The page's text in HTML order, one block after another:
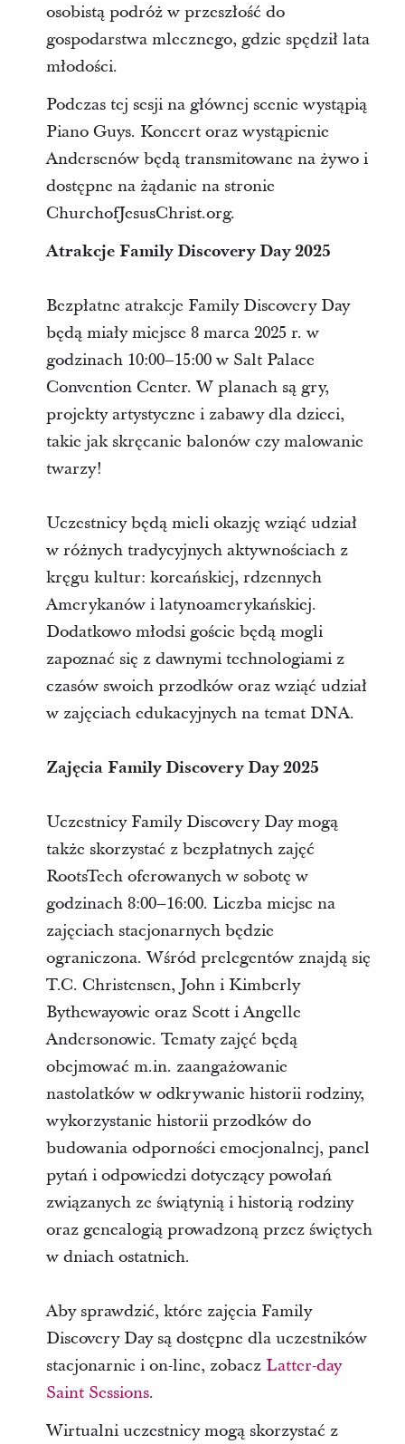
osobistą podróż w przeszłość do
gospodarstwa mlecznego, gdzie spędził lata
młodości.
Podczas tej sesji na głównej scenie wystąpią
Piano Guys. Koncert oraz wystąpienie
Andersenów będą transmitowane na żywo i
dostępne na żądanie na stronie
ChurchofJesusChrist.org.
Atrakcje Family Discovery Day 2025
Bezpłatne atrakcje Family Discovery Day
będą miały miejsce 8 marca 2025 r. w
godzinach 10:00–15:00 w Salt Palace
Convention Center. W planach są gry,
projekty artystyczne i zabawy dla dzieci,
takie jak skręcanie balonów czy malowanie
twarzy!
Uczestnicy będą mieli okazję wziąć udział
w różnych tradycyjnych aktywnościach z
kręgu kultur: koreańskiej, rdzennych
Amerykanów i latynoamerykańskiej.
Dodatkowo młodsi goście będą mogli
zapoznać się z dawnymi technologiami z
czasów swoich przodków oraz wziąć udział
w zajęciach edukacyjnych na temat DNA.
Zajęcia Family Discovery Day 2025
Uczestnicy Family Discovery Day mogą
także skorzystać z bezpłatnych zajęć
RootsTech oferowanych w sobotę w
godzinach 8:00–16:00. Liczba miejsc na
zajęciach stacjonarnych będzie
ograniczona. Wśród prelegentów znajdą się
T.C. Christensen, John i Kimberly
Bythewayowie oraz Scott i Angelle
Andersonowie. Tematy zajęć będą
obejmować m.in. zaangażowanie
nastolatków w odkrywanie historii rodziny,
wykorzystanie historii przodków do
budowania odporności emocjonalnej, panel
pytań i odpowiedzi dotyczący powołań
związanych ze świątynią i historią rodziny
oraz genealogią prowadzoną przez świętych
w dniach ostatnich.
Aby sprawdzić, które zajęcia Family
Discovery Day są dostępne dla uczestników
stacjonarnie i on-line, zobacz Latter-day
Saint Sessions.
Wirtualni uczestnicy mogą skorzystać z